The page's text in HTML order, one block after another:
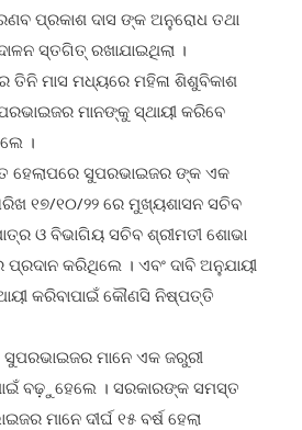
ପ୍ରକାଶ ଦାସ ଙ୍କ ଅନୁରୋଧ ତଥା
ସ୍ତଗିତ୍ ରଖାଯାଇଥିଲା ।
ତିନି ମାସ ମଧ୍ୟରେ ମହିଳା ଶିଶୁବିକାଶ
ମାନଙ୍କୁ ସ୍ଥାୟୀ କରିବେ
।
ହେଲାପରେ ସୁପରଭାଇଜର ଙ୍କ ଏକ
୧୭/୧୦/୨୨ ରେ ମୁଖ୍ୟଶାସନ ସଚିବ
ଓ ବିଭାଗିୟ ସଚିବ ଶ୍ରୀମତୀ ଶୋଭା
ପ୍ରଦାନ କରିଥିଲେ । ଏବଂ ଦାବି ଅନୁଯାୟୀ
କରିବାପାଇଁ କୌଣସି ନିଷ୍ପତ୍ତି
ସୁପରଭାଇଜର ମାନେ ଏକ ଜରୁରୀ
ବଢ଼ୁହେଲେ । ସରକାରଙ୍କ ସମସ୍ତ
ମାନେ ଦୀର୍ଘ ୧୫ ବର୍ଷ ହେଲା